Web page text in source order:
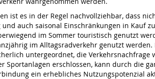
ist es in der Regel nachvollziehbar, dass
auch saisonal Einschränkungen in Kauf
im Sommer touristisch genutzt
im Alltagsradverkehr genutzt
untergeordnet, die
Sportanlagen erschlossen, kann durch die
ein erhebliches Nutzungspotenzial